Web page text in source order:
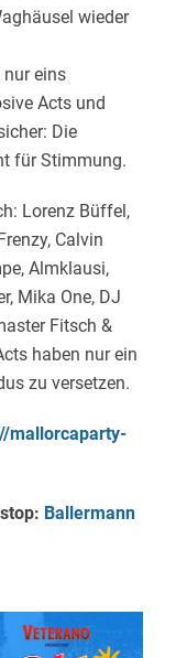
wieder
nur eins
Acts und
Die
für Stimmung.
Lorenz Büffel,
Calvin
Almklausi,
Mika One, DJ
Fitsch &
haben nur ein
zu versetzen.
mallorcaparty-
Ballermann